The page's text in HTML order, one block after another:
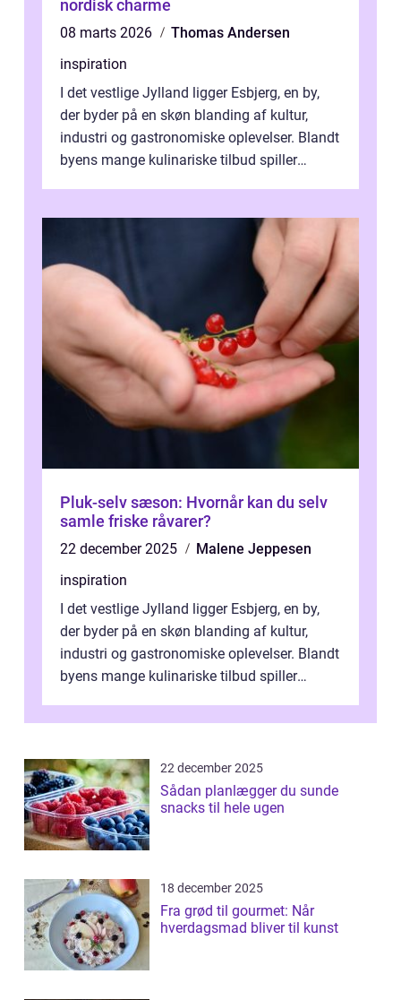
nordisk charme
08 marts 2026
Thomas Andersen
inspiration
I det vestlige Jylland ligger Esbjerg, en by,
der byder på en skøn blanding af kultur,
industri og gastronomiske oplevelser. Blandt
byens mange kulinariske tilbud spiller
Pluk-selv sæson: Hvornår kan du selv
samle friske råvarer?
22 december 2025
Malene Jeppesen
inspiration
I det vestlige Jylland ligger Esbjerg, en by,
der byder på en skøn blanding af kultur,
industri og gastronomiske oplevelser. Blandt
byens mange kulinariske tilbud spiller
22 december 2025
Sådan planlægger du sunde
snacks til hele ugen
18 december 2025
Fra grød til gourmet: Når
hverdagsmad bliver til kunst